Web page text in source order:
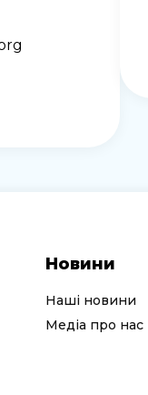
Новини
Наші новини
Медіа про нас